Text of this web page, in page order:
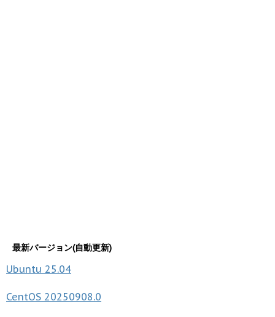
最新バージョン(自動更新)
Ubuntu 25.04
CentOS 20250908.0